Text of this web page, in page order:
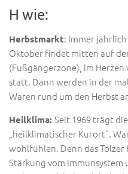
H wie:
Herbstmarkt: Immer
Oktober findet mitten auf
(Fußgängerzone), im
statt. Dann werden in der
Waren rund um den Herbst
Heilklima: Seit 1969 trägt
„heilklimatischer Kurort“.
wohlfühlen. Denn das Tölzer
Stärkung vom Immunsystem